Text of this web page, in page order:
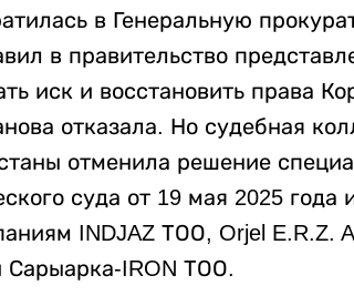
в Генеральную
в правительство
иск и восстановить права
отказала. Но судебная
отменила решение
суда от 19 мая 2025
INDJAZ ТОО, Orjel E.R.Z.
IRON ТОО.